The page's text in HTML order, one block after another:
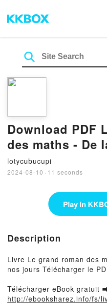
Download PDF
des maths - De la préhistoire à
nos jours
lotycubucupi
2024-08-10 · 11 seconds
Play in
Description
Livre Le grand roman des
nos jours Télécharger le
Télécharger eBook gratuit
http://ebooksharez.info/fs/